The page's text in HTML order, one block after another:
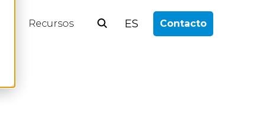
Recursos ES Contacto